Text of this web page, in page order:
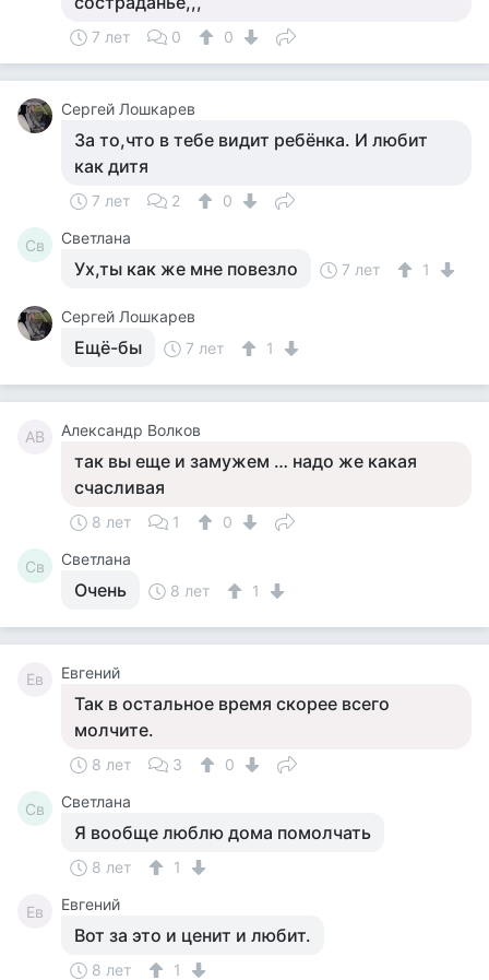
7 лет 0 0
Сергей Лошкарев
За то,что в тебе видит ребёнка. И любит
как дитя
7 лет 2 0
Св Светлана
Ух,ты как же мне повезло 7 лет 1
Сергей Лошкарев
Ещё-бы 7 лет 1
АВ Александр Волков
так вы еще и замужем … надо же какая
счасливая
8 лет 1 0
Св Светлана
Очень 8 лет 1
Ев Евгений
Так в остальное время скорее всего
молчите.
8 лет 3 0
Св Светлана
Я вообще люблю дома помолчать
8 лет 1
Ев Евгений
Вот за это и ценит и любит.
8 лет 1